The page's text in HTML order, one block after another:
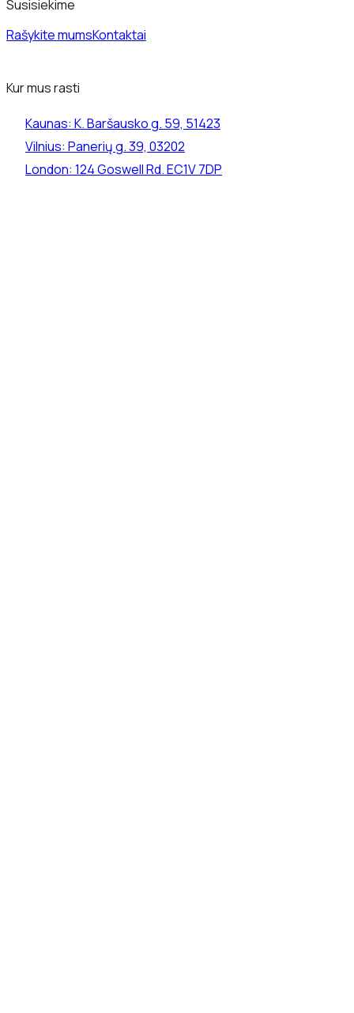
Susisiekime
Rašykite mumsKontaktai
Kur mus rasti
Kaunas: K. Baršausko g. 59, 51423
Vilnius: Panerių g. 39, 03202
London: 124 Goswell Rd. EC1V 7DP